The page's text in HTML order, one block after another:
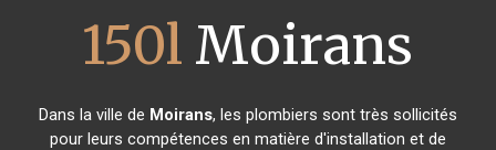
150l Moirans
Dans la ville de Moirans, les plombiers sont très sollicités
pour leurs compétences en matière d'installation et de